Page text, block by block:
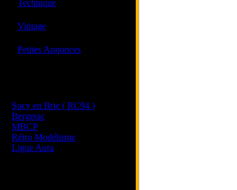
Technique
Vintage
Petites Annonces
Sucy en Brie ( RC94 )
Bergerac
MBCP
Rétro Modélisme
Ligue Aura